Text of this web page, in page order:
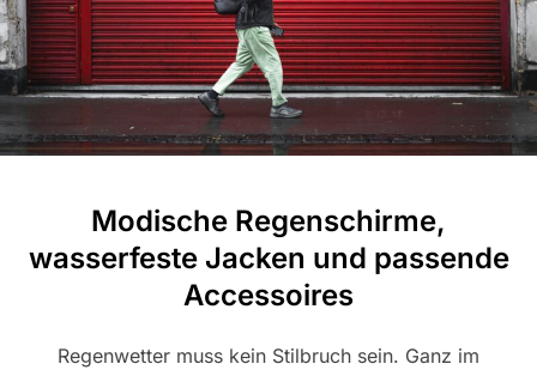
Modische Regenschirme,
wasserfeste Jacken und passende
Accessoires
Regenwetter muss kein Stilbruch sein. Ganz im